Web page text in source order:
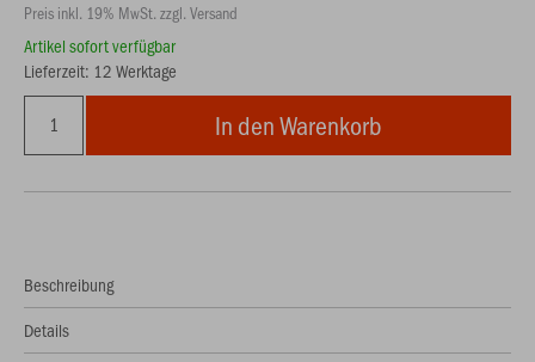
Preis inkl. 19% MwSt. zzgl. Versand
Artikel sofort verfügbar
Lieferzeit: 12 Werktage
In den Warenkorb
Beschreibung
Details